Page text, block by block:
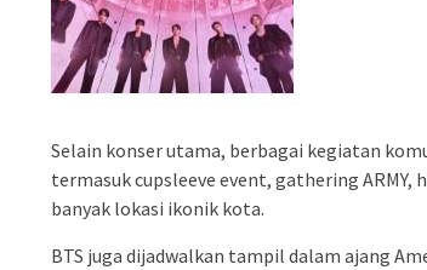
Selain konser utama, berbagai kegiatan
termasuk cupsleeve event, gathering
banyak lokasi ikonik kota.
BTS juga dijadwalkan tampil dalam ajang